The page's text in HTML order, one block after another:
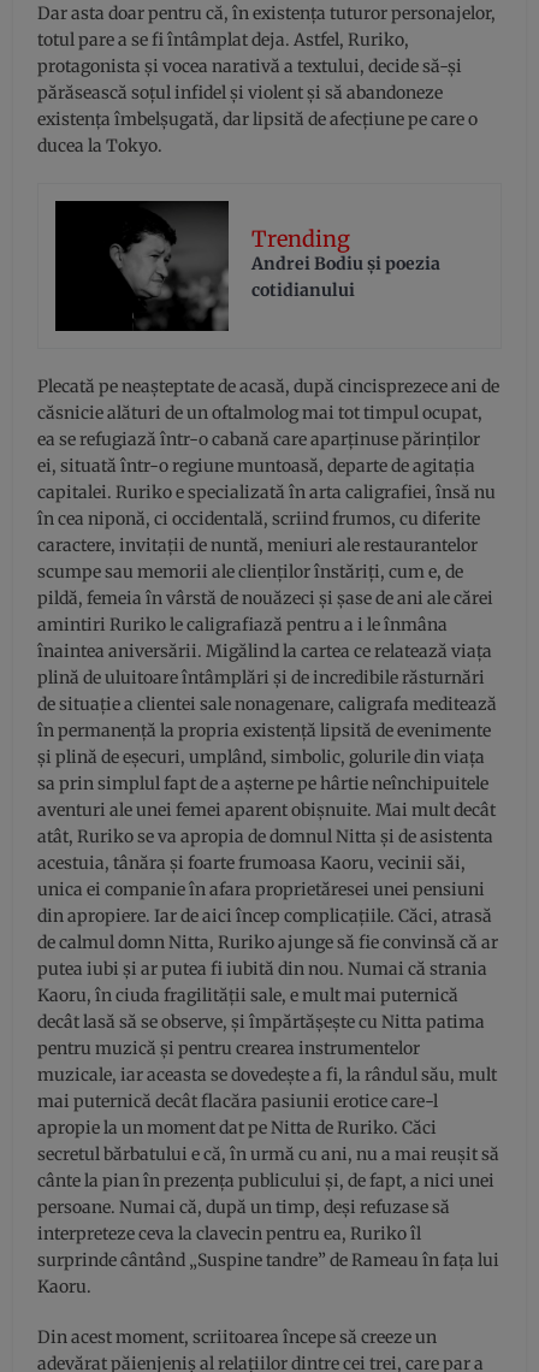
Dar asta doar pentru că, în existența tuturor personajelor,
totul pare a se fi întâmplat deja. Astfel, Ruriko,
protagonista și vocea narativă a textului, decide să-și
părăsească soțul infidel și violent și să abandoneze
existența îmbelșugată, dar lipsită de afecțiune pe care o
ducea la Tokyo.
Trending
Andrei Bodiu şi poezia
cotidianului
Plecată pe neașteptate de acasă, după cincisprezece ani de
căsnicie alături de un oftalmolog mai tot timpul ocupat,
ea se refugiază într-o cabană care aparținuse părinților
ei, situată într-o regiune muntoasă, departe de agitația
capitalei. Ruriko e specializată în arta caligrafiei, însă nu
în cea niponă, ci occidentală, scriind frumos, cu diferite
caractere, invitații de nuntă, meniuri ale restaurantelor
scumpe sau memorii ale clienților înstăriți, cum e, de
pildă, femeia în vârstă de nouăzeci și șase de ani ale cărei
amintiri Ruriko le caligrafiază pentru a i le înmâna
înaintea aniversării. Migălind la cartea ce relatează viața
plină de uluitoare întâmplări și de incredibile răsturnări
de situație a clientei sale nonagenare, caligrafa meditează
în permanență la propria existență lipsită de evenimente
și plină de eșecuri, umplând, simbolic, golurile din viața
sa prin simplul fapt de a așterne pe hârtie neînchipuitele
aventuri ale unei femei aparent obișnuite. Mai mult decât
atât, Ruriko se va apropia de domnul Nitta și de asistenta
acestuia, tânăra și foarte frumoasa Kaoru, vecinii săi,
unica ei companie în afara proprietăresei unei pensiuni
din apropiere. Iar de aici încep complicațiile. Căci, atrasă
de calmul domn Nitta, Ruriko ajunge să fie convinsă că ar
putea iubi și ar putea fi iubită din nou. Numai că strania
Kaoru, în ciuda fragilității sale, e mult mai puternică
decât lasă să se observe, și împărtășește cu Nitta patima
pentru muzică și pentru crearea instrumentelor
muzicale, iar aceasta se dovedește a fi, la rândul său, mult
mai puternică decât flacăra pasiunii erotice care-l
apropie la un moment dat pe Nitta de Ruriko. Căci
secretul bărbatului e că, în urmă cu ani, nu a mai reușit să
cânte la pian în prezența publicului și, de fapt, a nici unei
persoane. Numai că, după un timp, deși refuzase să
interpreteze ceva la clavecin pentru ea, Ruriko îl
surprinde cântând „Suspine tandre” de Rameau în fața lui
Kaoru.
Din acest moment, scriitoarea începe să creeze un
adevărat păienjeniș al relațiilor dintre cei trei, care par a